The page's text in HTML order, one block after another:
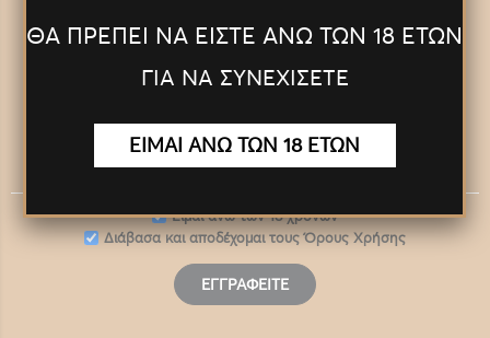
Panora Newsletter
Eίμαι άνω των 18 χρονών
Διάβασα και αποδέχομαι τουςΌρους Χρήσης
ΕΓΓΡΑΦΕΊΤΕ
ΘΑ ΠΡΕΠΕΙ ΝΑ ΕΙΣΤΕ ΑΝΩ ΤΩΝ 18 ΕΤΩΝ
ΓΙΑ ΝΑ ΣΥΝΕΧΙΣΕΤΕ
ΕΙΜΑΙ ΑΝΩ ΤΩΝ 18 ΕΤΩΝ